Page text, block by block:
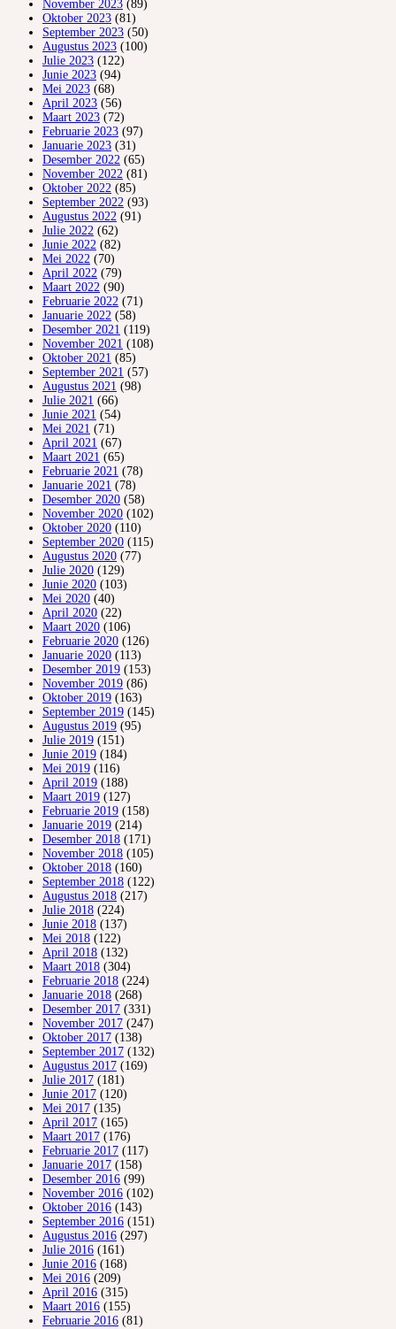
November 2023 (89)
Oktober 2023 (81)
September 2023 (50)
Augustus 2023 (100)
Julie 2023 (122)
Junie 2023 (94)
Mei 2023 (68)
April 2023 (56)
Maart 2023 (72)
Februarie 2023 (97)
Januarie 2023 (31)
Desember 2022 (65)
November 2022 (81)
Oktober 2022 (85)
September 2022 (93)
Augustus 2022 (91)
Julie 2022 (62)
Junie 2022 (82)
Mei 2022 (70)
April 2022 (79)
Maart 2022 (90)
Februarie 2022 (71)
Januarie 2022 (58)
Desember 2021 (119)
November 2021 (108)
Oktober 2021 (85)
September 2021 (57)
Augustus 2021 (98)
Julie 2021 (66)
Junie 2021 (54)
Mei 2021 (71)
April 2021 (67)
Maart 2021 (65)
Februarie 2021 (78)
Januarie 2021 (78)
Desember 2020 (58)
November 2020 (102)
Oktober 2020 (110)
September 2020 (115)
Augustus 2020 (77)
Julie 2020 (129)
Junie 2020 (103)
Mei 2020 (40)
April 2020 (22)
Maart 2020 (106)
Februarie 2020 (126)
Januarie 2020 (113)
Desember 2019 (153)
November 2019 (86)
Oktober 2019 (163)
September 2019 (145)
Augustus 2019 (95)
Julie 2019 (151)
Junie 2019 (184)
Mei 2019 (116)
April 2019 (188)
Maart 2019 (127)
Februarie 2019 (158)
Januarie 2019 (214)
Desember 2018 (171)
November 2018 (105)
Oktober 2018 (160)
September 2018 (122)
Augustus 2018 (217)
Julie 2018 (224)
Junie 2018 (137)
Mei 2018 (122)
April 2018 (132)
Maart 2018 (304)
Februarie 2018 (224)
Januarie 2018 (268)
Desember 2017 (331)
November 2017 (247)
Oktober 2017 (138)
September 2017 (132)
Augustus 2017 (169)
Julie 2017 (181)
Junie 2017 (120)
Mei 2017 (135)
April 2017 (165)
Maart 2017 (176)
Februarie 2017 (117)
Januarie 2017 (158)
Desember 2016 (99)
November 2016 (102)
Oktober 2016 (143)
September 2016 (151)
Augustus 2016 (297)
Julie 2016 (161)
Junie 2016 (168)
Mei 2016 (209)
April 2016 (315)
Maart 2016 (155)
Februarie 2016 (81)